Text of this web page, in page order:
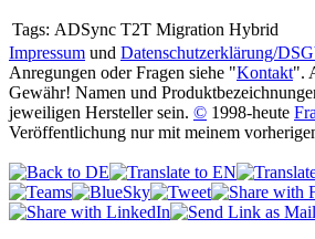
Tags: ADSync T2T Migration Hybrid
Impressum und Datenschutzerklärung/
Anregungen oder Fragen siehe "Kontakt".
Gewähr! Namen und
jeweiligen Hersteller sein. © 1998-heute
Veröffentlichung nur mit meinem